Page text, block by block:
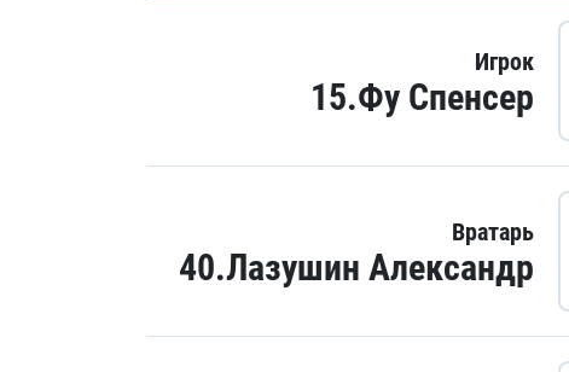
Игрок
15.Фу Спенсер
Вратарь
40.Лазушин Александр